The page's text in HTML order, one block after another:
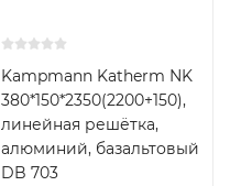
Kampmann Katherm NK
380*150*2350(2200+150),
линейная решётка,
алюминий, базальтовый
DB 703